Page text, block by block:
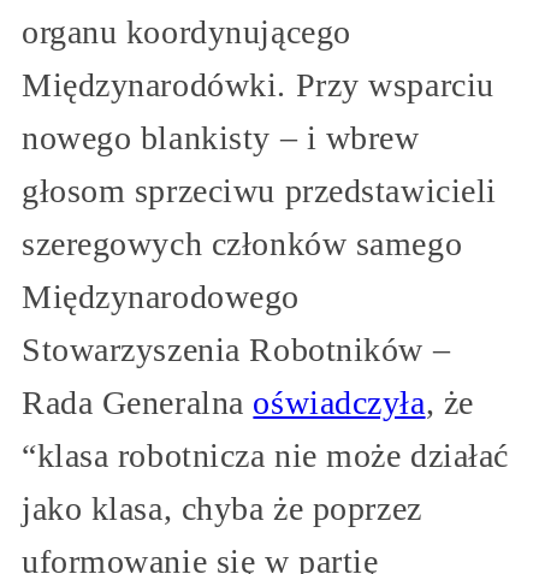
organu koordynującego
Międzynarodówki. Przy wsparciu
nowego blankisty – i wbrew
głosom sprzeciwu przedstawicieli
szeregowych członków samego
Międzynarodowego
Stowarzyszenia Robotników –
Rada Generalna oświadczyła, że
“klasa robotnicza nie może działać
jako klasa, chyba że poprzez
uformowanie się w partię